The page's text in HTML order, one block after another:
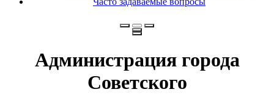
Администрация города
Советского